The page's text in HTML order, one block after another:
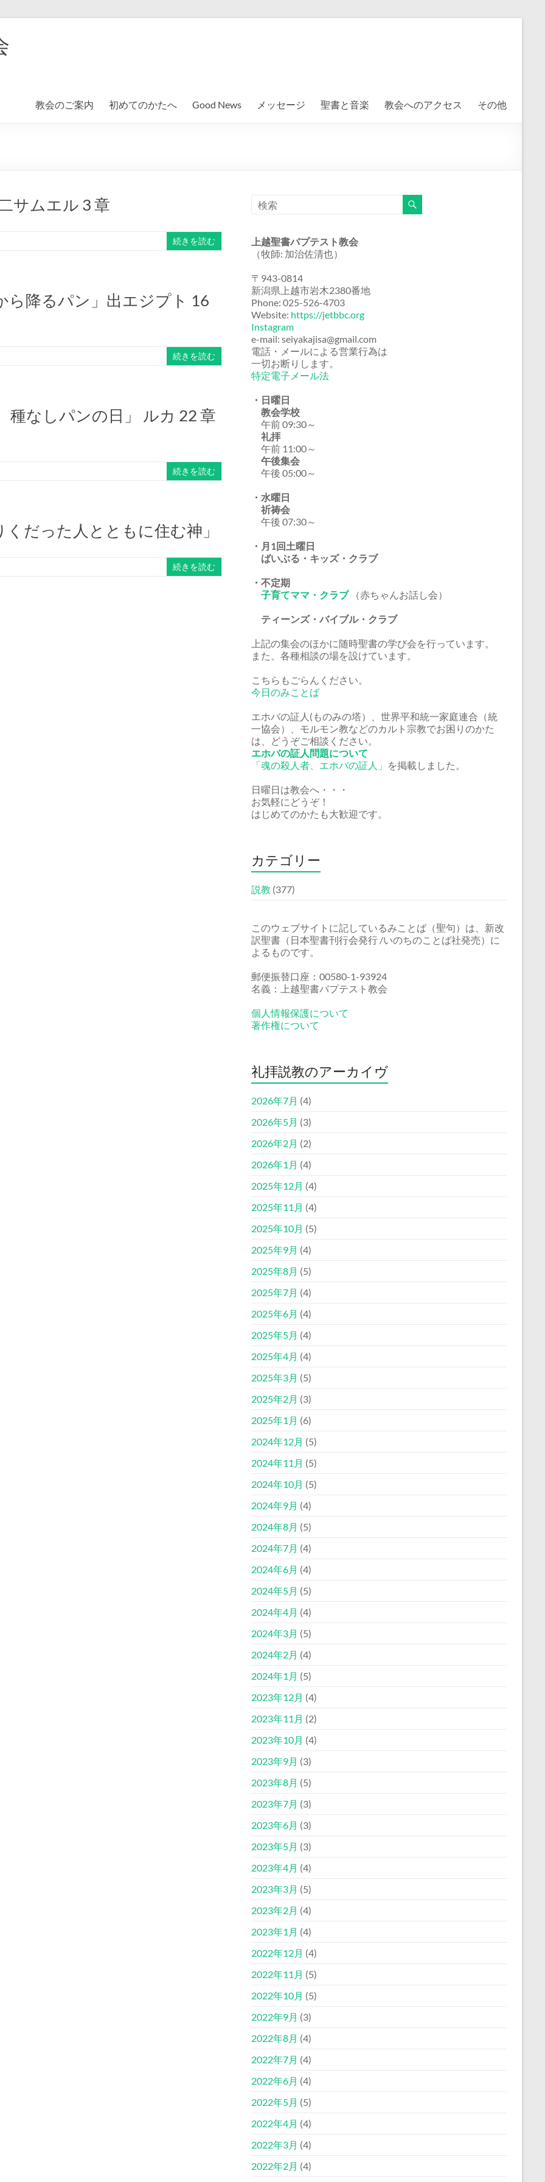
教会のご案内 初めてのかたへ Good News メッセージ 聖書と音楽 教会へのアクセス その他
サムエル 3 章
続きを読む
ら降るパン」出エジプト 16
続きを読む
種なしパンの日」 ルカ 22 章
続きを読む
だった人とともに住む神」
続きを読む
上越聖書バプテスト教会
（牧師: 加治佐清也）
〒943-0814
新潟県上越市岩木2380番地
Phone: 025-526-4703
Website: https://jetbbc.org
Instagram
e-mail: seiyakajisa@gmail.com
電話・メールによる営業行為は
一切お断りします。
特定電子メール法
・日曜日
教会学校
午前 09:30～
礼拝
午前 11:00～
午後集会
午後 05:00～
・水曜日
祈祷会
午後 07:30～
・月1回土曜日
ばいぶる・キッズ・クラブ
・不定期
子育てママ・クラブ（赤ちゃんお話し会）
ティーンズ・バイブル・クラブ
上記の集会のほかに随時聖書の学び会を行っています。
また、各種相談の場を設けています。
こちらもごらんください。
今日のみことば
エホバの証人(ものみの塔）、世界平和統一家庭連合（統
一協会）、モルモン教などのカルト宗教でお困りのかた
は、どうぞご相談ください。
エホバの証人問題について
「魂の殺人者、エホバの証人」 を掲載しました。
日曜日は教会へ・・・
お気軽にどうぞ！
はじめてのかたも大歓迎です。
カテゴリー
説教 (377)
このウェブサイトに記しているみことば（聖句）は、新改
訳聖書（日本聖書刊行会発行 /いのちのことば社発売）に
よるものです。
郵便振替口座：00580-1-93924
名義：上越聖書バプテスト教会
個人情報保護について
著作権について
礼拝説教のアーカイヴ
2026年7月 (4)
2026年5月 (3)
2026年2月 (2)
2026年1月 (4)
2025年12月 (4)
2025年11月 (4)
2025年10月 (5)
2025年9月 (4)
2025年8月 (5)
2025年7月 (4)
2025年6月 (4)
2025年5月 (4)
2025年4月 (4)
2025年3月 (5)
2025年2月 (3)
2025年1月 (6)
2024年12月 (5)
2024年11月 (5)
2024年10月 (5)
2024年9月 (4)
2024年8月 (5)
2024年7月 (4)
2024年6月 (4)
2024年5月 (5)
2024年4月 (4)
2024年3月 (5)
2024年2月 (4)
2024年1月 (5)
2023年12月 (4)
2023年11月 (2)
2023年10月 (4)
2023年9月 (3)
2023年8月 (5)
2023年7月 (3)
2023年6月 (3)
2023年5月 (3)
2023年4月 (4)
2023年3月 (5)
2023年2月 (4)
2023年1月 (4)
2022年12月 (4)
2022年11月 (5)
2022年10月 (5)
2022年9月 (3)
2022年8月 (4)
2022年7月 (4)
2022年6月 (4)
2022年5月 (5)
2022年4月 (4)
2022年3月 (4)
2022年2月 (4)